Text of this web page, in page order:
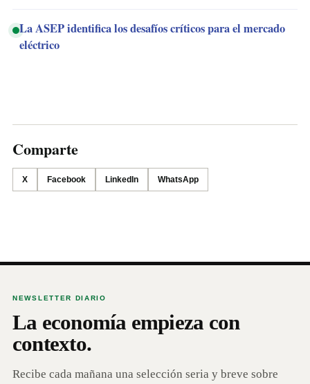
La ASEP identifica los desafíos críticos para el mercado
eléctrico
Comparte
X Facebook LinkedIn WhatsApp
NEWSLETTER DIARIO
La economía empieza con
contexto.
Recibe cada mañana una selección seria y breve sobre